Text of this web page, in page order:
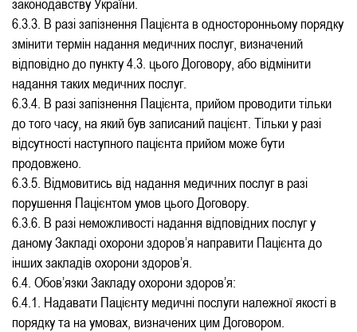
6.3.3. В разі запізнення Пацієнта в односторонньому порядку
змінити термін надання медичних послуг, визначений
відповідно до пункту 4.3. цього Договору, або відмінити
надання таких медичних послуг.
6.3.4. В разі запізнення Пацієнта, прийом проводити тільки
до того часу, на який був записаний пацієнт. Тільки у разі
відсутності наступного пацієнта прийом може бути
продовжено.
6.3.5. Відмовитись від надання медичних послуг в разі
порушення Пацієнтом умов цього Договору.
6.3.6. В разі неможливості надання відповідних послуг у
даному Закладі охорони здоров’я направити Пацієнта до
інших закладів охорони здоров’я.
6.4. Обов’язки Закладу охорони здоров’я:
6.4.1. Надавати Пацієнту медичні послуги належної якості в
порядку та на умовах, визначених цим Договором.